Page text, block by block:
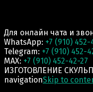
Для онлайн чата и
WhatsApp: +7 (910) 452-
Telegram: +7 (910) 452-
MAX: +7 (910) 452-42-27
ИЗГОТОВЛЕНИЕ
navigationSkip to